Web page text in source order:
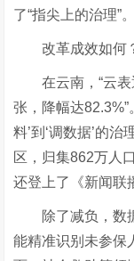
了“指尖上的治理”。
改革成效如何
在云南，“云
张，降幅达82.3%”
料’到 ‘调数据’的治
区，归集862万人
还登上了《新闻联
除了减负，数
能精准识别未参保